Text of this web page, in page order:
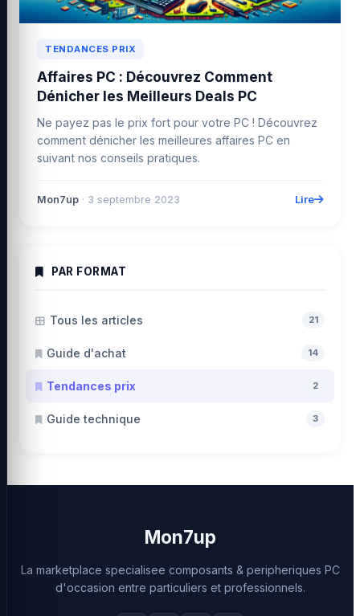
TENDANCES PRIX
Affaires PC : Découvrez Comment
Dénicher les Meilleurs Deals PC
Ne payez pas le prix fort pour votre PC ! Découvrez
comment dénicher les meilleures affaires PC en
suivant nos conseils pratiques.
Mon7up · 3 septembre 2023 Lire
PAR FORMAT
Tous les articles 21
Guide d'achat 14
Tendances prix 2
Guide technique 3
Mon7up
La marketplace specialisee composants & peripheriques PC
d'occasion entre particuliers et professionnels.